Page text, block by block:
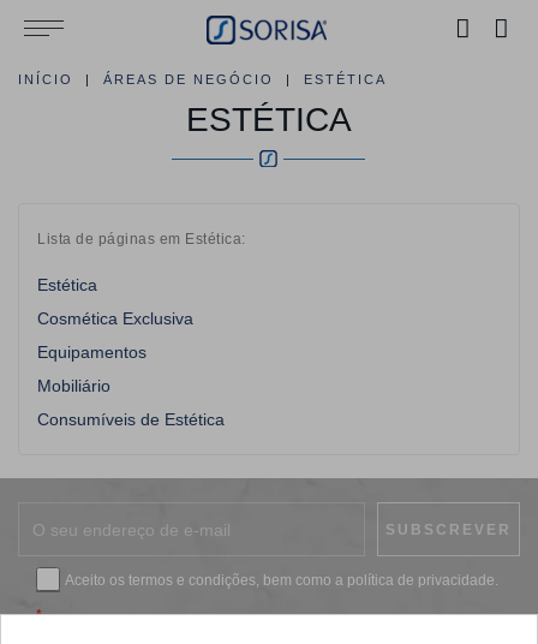
INÍCIO ÁREAS DE NEGÓCIO ESTÉTICA
ESTÉTICA
Lista de páginas em Estética:
Estética
Cosmética Exclusiva
Equipamentos
Mobiliário
Consumíveis de Estética
Aceito os termos e condições, bem como a política de privacidade.
*